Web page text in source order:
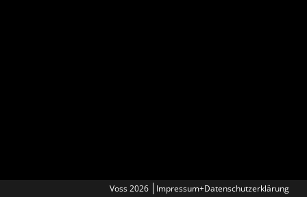
Voss 2026 Impressum+Datenschutzerklärung